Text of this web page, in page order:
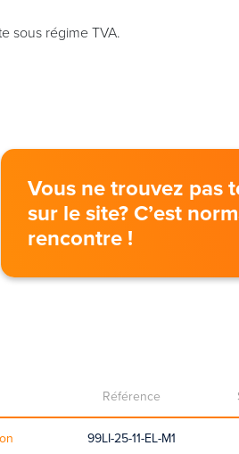
sous régime TVA.
Vous ne trouvez pas
sur le site? C’est
rencontre !
Référence
99LI-25-11-EL-M1